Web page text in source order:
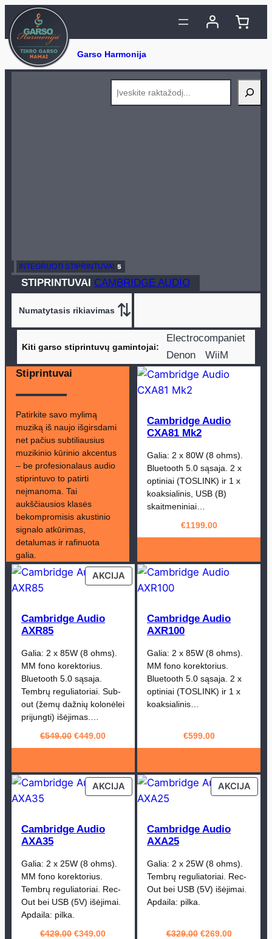
prie
turinio
INTEGRUOTI STIPRINTUVAI 5
produktasai
STIPRINTUVAI CAMBRIDGE AUDIO
Stiprintuvai
Patirkite savo mylimą
muziką iš naujo išgirsdami
net pačius subtiliausius
muzikinio kūrinio akcentus
– be profesionalaus audio
stiprintuvo to patirti
neįmanoma. Tai
aukščiausios klasės
bekompromisis akustinio
signalo atkūrimas,
detalumas ir rafinuota
galia.
Kiti garso stiprintuvų gamintojai
Electrocompaniet
Denon
WiiM
B.Audio
Marantz
Line Magnetic
Rotel
TruAudio
Cambridge Audio
CXA81 Mk2
Galia: 2 x 80W (8 ohms).
Bluetooth 5.0 sąsaja. 2 x
optiniai (TOSLINK) ir 1 x
koaksialinis, USB (B)
skaitmeniniai…
€1199.00
AKCIJAPRODUCT
ON
Cambridge Audio
AXR85
Galia: 2 x 85W (8 ohms).
MM fono korektorius.
Bluetooth 5.0 sąsaja.
Tembrų reguliatoriai. Sub-
out (žemų dažnių kolonėlei
prijungti) išėjimas.…
€549.00 Original
price
€549.00.
€449.00Current
price
€449.00.
Cambridge Audio
AXR100
Galia: 2 x 85W (8 ohms).
MM fono korektorius.
Bluetooth 5.0 sąsaja. 2 x
optiniai (TOSLINK) ir 1 x
koaksialinis…
€599.00
AKCIJAPRODUCT
ON
Cambridge Audio
AXA35
Galia: 2 x 25W (8 ohms).
MM fono korektorius.
Tembrų reguliatoriai. Rec-
Out bei USB (5V) išėjimai.
Apdaila: pilka.
€429.00 Original
€349.00Current
AKCIJA
ON
Cambridge Audio
AXA25
Galia: 2 x 25W (8 ohms).
Tembrų reguliatoriai. Rec-
Out bei USB (5V) išėjimai.
Apdaila: pilka.
€329.00 Original
€269.00Current